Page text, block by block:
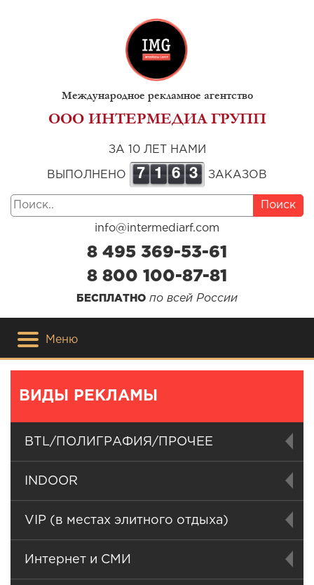
Международное рекламное агентство
ООО ИНТЕРМЕДИА ГРУПП
ЗА 10 ЛЕТ НАМИ
ВЫПОЛНЕНО 7 1 6 3 ЗАКАЗОВ
Поиск
info@intermediarf.com
8 495 369-53-61
8 800 100-87-81
БЕСПЛАТНО по всей России
Меню
ВИДЫ РЕКЛАМЫ
BTL/ПОЛИГРАФИЯ/ПРОЧЕЕ
INDOOR
VIP (в местах элитного отдыха)
Интернет и СМИ